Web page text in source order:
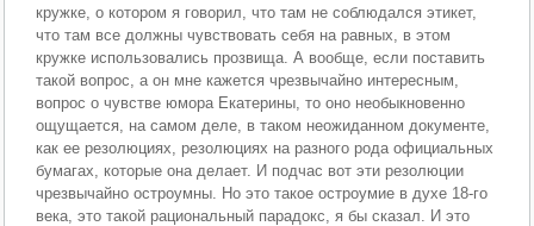
кружке, о котором я говорил, что там не соблюдался этикет,
что там все должны чувствовать себя на равных, в этом
кружке использовались прозвища. А вообще, если поставить
такой вопрос, а он мне кажется чрезвычайно интересным,
вопрос о чувстве юмора Екатерины, то оно необыкновенно
ощущается, на самом деле, в таком неожиданном документе,
как ее резолюциях, резолюциях на разного рода официальных
бумагах, которые она делает. И подчас вот эти резолюции
чрезвычайно остроумны. Но это такое остроумие в духе 18-го
века, это такой рациональный парадокс, я бы сказал. И это